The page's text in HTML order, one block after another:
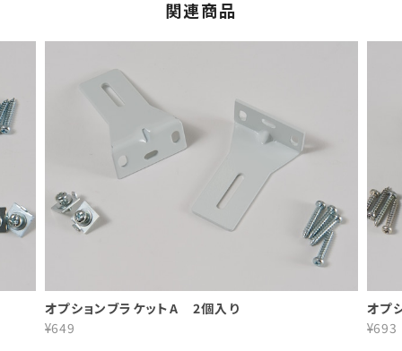
関連商品
オプションブラケットA 2個入り
¥649
オプ
¥693